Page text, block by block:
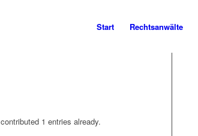
Start Rechtsanwälte
contributed 1 entries already.